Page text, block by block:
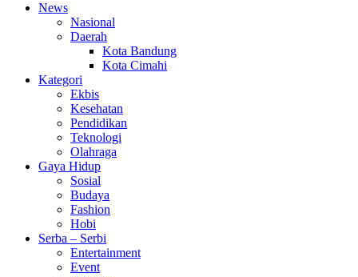
News
Nasional
Daerah
Kota Bandung
Kota Cimahi
Kategori
Ekbis
Kesehatan
Pendidikan
Teknologi
Olahraga
Gaya Hidup
Sosial
Budaya
Fashion
Hobi
Serba – Serbi
Entertainment
Event